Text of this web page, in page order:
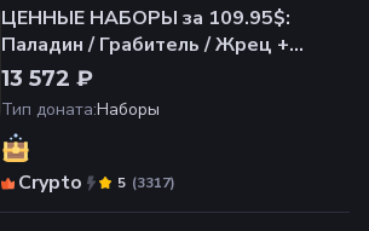
ЦЕННЫЕ НАБОРЫ за 109.95$:
Паладин / Грабитель / Жрец +
19.000 ЗОЛОТО
13 572 ₽
Тип доната:Наборы
Crypto (3317)
5